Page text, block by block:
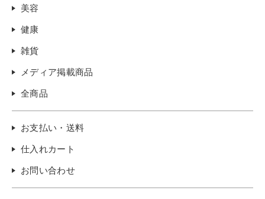
美容
健康
雑貨
メディア掲載商品
全商品
お支払い・送料
仕入れカート
お問い合わせ